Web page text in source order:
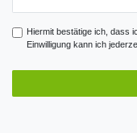
Hiermit bestätige ich, dass
Einwilligung kann ich